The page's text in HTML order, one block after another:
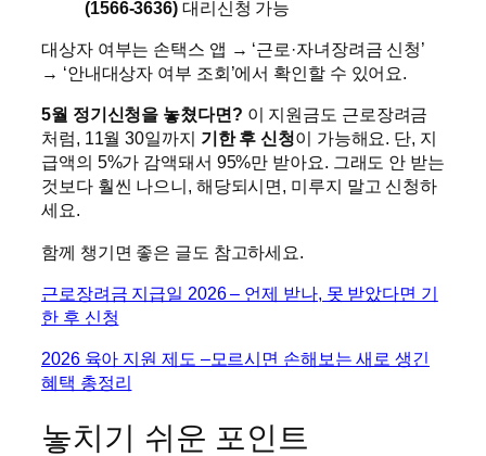
(1566-3636)대리신청 가능
대상자 여부는 손택스 앱 → ‘근로·자녀장려금 신청’
→ ‘안내대상자 여부 조회’에서 확인할 수 있어요.
5월 정기신청을 놓쳤다면? 이 지원금도 근로장려금
처럼, 11월 30일까지 기한 후 신청이 가능해요. 단, 지
급액의 5%가 감액돼서 95%만 받아요. 그래도 안 받는
것보다 훨씬 나으니, 해당되시면, 미루지 말고 신청하
세요.
함께 챙기면 좋은 글도 참고하세요.
근로장려금 지급일 2026 – 언제 받나, 못 받았다면 기
한 후 신청
2026 육아 지원 제도 –모르시면 손해보는 새로 생긴
혜택 총정리
놓치기 쉬운 포인트